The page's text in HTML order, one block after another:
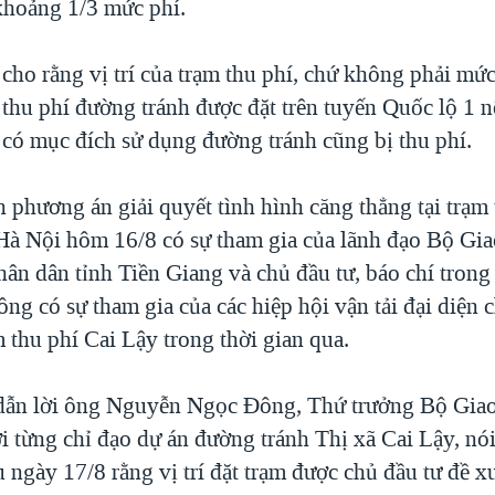
1/3 mức phí.
rằng vị trí của trạm thu phí, chứ không phải
phí đường tránh được đặt trên tuyến Quốc lộ 1
mục đích sử dụng đường tránh cũng bị thu phí.
phương án giải quyết tình hình căng thẳng tại
Nội hôm 16/8 có sự tham gia của lãnh đạo Bộ
dân tỉnh Tiền Giang và chủ đầu tư, báo chí
có sự tham gia của các hiệp hội vận tải đại diện
thu phí Cai Lậy trong thời gian qua.
lời ông Nguyễn Ngọc Đông, Thứ trưởng Bộ
từng chỉ đạo dự án đường tránh Thị xã Cai Lậy,
ngày 17/8 rằng vị trí đặt trạm được chủ đầu tư đề